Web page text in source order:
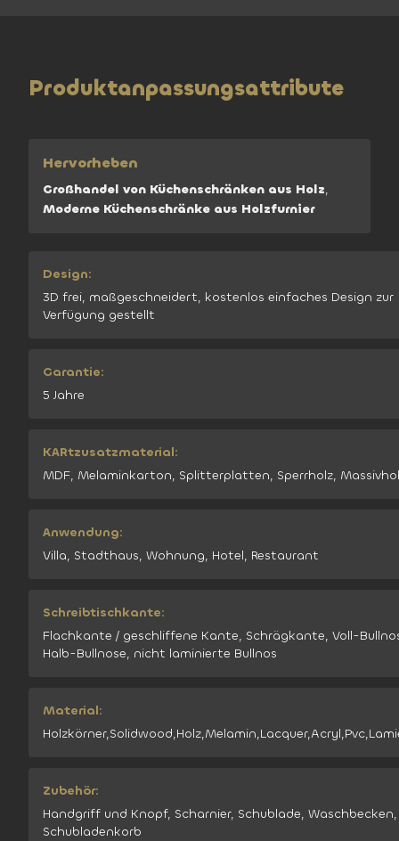
Produktanpassungsattribute
Hervorheben
Großhandel von Küchenschränken aus Holz,
Moderne Küchenschränke aus Holzfurnier
Design:
3D frei, maßgeschneidert, kostenlos einfaches Design zur
Verfügung gestellt
Garantie:
5 Jahre
KARtzusatzmaterial:
MDF, Melaminkarton, Splitterplatten, Sperrholz,
Anwendung:
Villa, Stadthaus, Wohnung, Hotel, Restaurant
Schreibtischkante:
Flachkante / geschliffene Kante, Schrägkante, Voll-
Halb-Bullnose, nicht laminierte Bullnos
Material:
Zubehör:
Handgriff und Knopf, Scharnier, Schublade, Waschbecken,
Schubladenkorb